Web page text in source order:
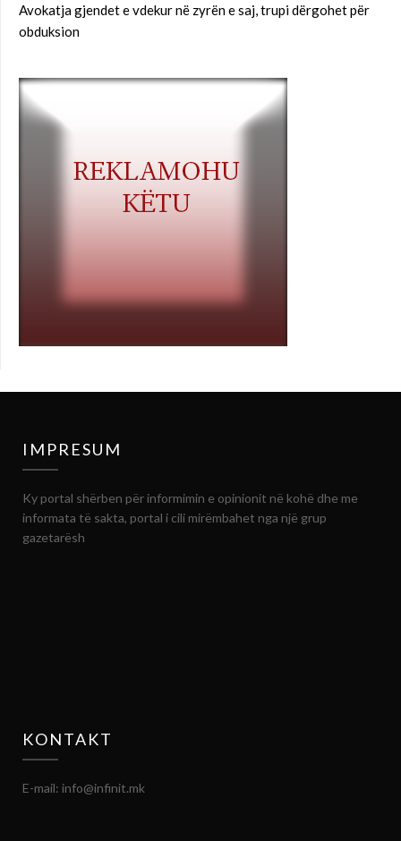
Avokatja gjendet e vdekur në zyrën e saj, trupi dërgohet për
obduksion
IMPRESUM
Ky portal shërben për informimin e opinionit në kohë dhe me
informata të sakta, portal i cili mirëmbahet nga një grup
gazetarësh
KONTAKT
E-mail: info@infinit.mk